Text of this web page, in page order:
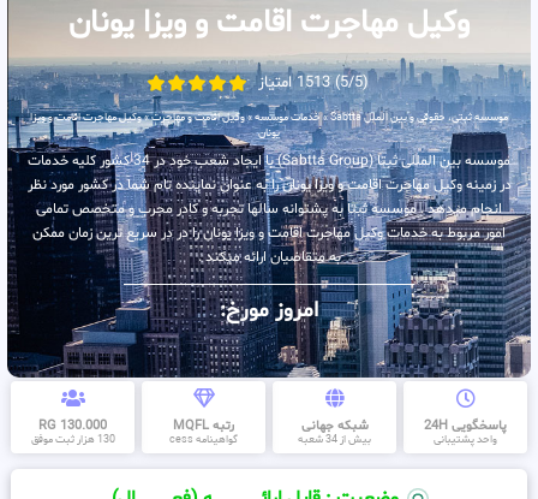
وکیل مهاجرت اقامت و ویزا یونان
(5/5) 1513 امتیاز
موسسه ثبتی، حقوقی و بین الملل Sabtta »خدمات موسسه»وکیل اقامت و مهاجرت»وکیل مهاجرت اقامت و ویزا
یونان
موسسه بین المللی ثبتا (Sabtta Group) با ایجاد شعب خود در 34 کشور کلیه خدمات
در زمینه وکیل مهاجرت اقامت و ویزا یونان را به عنوان نماینده تام شما در کشور مورد نظر
انجام میدهد . موسسه ثبتا به پشتوانه سالها تجربه و کادر مجرب و متخصص تمامی
امور مربوط به خدمات وکیل مهاجرت اقامت و ویزا یونان را در در سریع ترین زمان ممکن
به متقاضیان ارائه میکند .
امروز مورخ:
پاسخگویی 24H
واحد پشتیبانی
شبکه جهانی
بیش از 34 شعبه
رتبه MQFL
گواهینامه cess
130.000 RG
130 هزار ثبت موفق